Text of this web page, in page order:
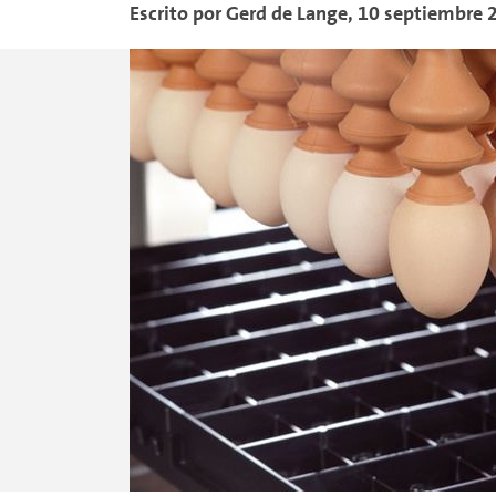
Escrito porGerd de Lange, 10 septiembre